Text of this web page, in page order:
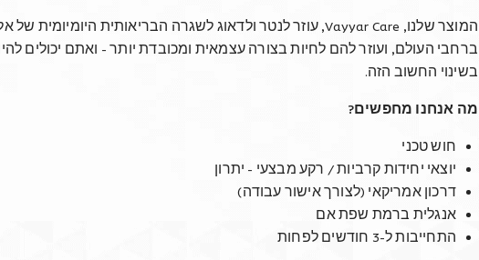
Event
Seniors Housing Association (ASHA), created in 1991,
the interests of more than 500 companies involved in the
seniors – including independent living, assisted living, memory
care (or life plan) communities. ASHA primarily focuses
and regulatory advocacy, research, and educational
and networking for senior living executives.
המוצר שלנו, Vayyar Care, עוזר לנטר ולדאוג לשגרה הבריאותית היומיומית של
ברחבי העולם, ועוזר להם לחיות בצורה עצמאית ומכובדת יותר - ואתם יכולים
בשינוי החשוב הזה.
מה אנחנו מחפשים?
חוש טכני
יוצאי יחידות קרביות / רקע מבצעי - יתרון
דרכון אמריקאי (לצורך אישור עבודה)
אנגלית ברמת שפת אם
התחייבות ל-3 חודשים לפחות